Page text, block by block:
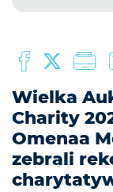
Wielka
Charity
Omenaa
zebrali